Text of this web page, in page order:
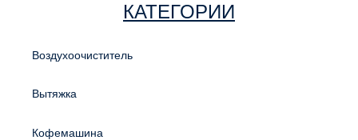
КАТЕГОРИИ
Воздухоочиститель
Вытяжка
Кофемашина